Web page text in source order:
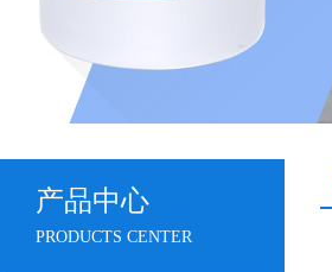
产品中心
PRODUCTS CENTER